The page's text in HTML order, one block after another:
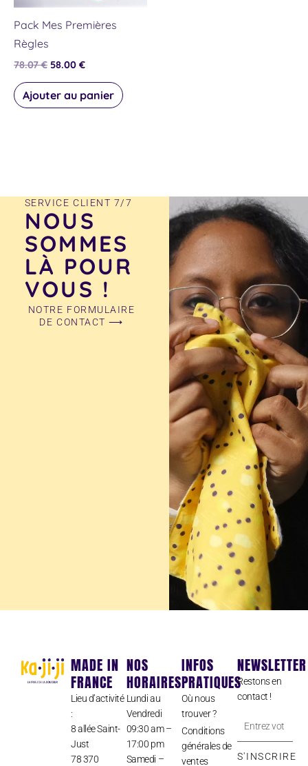
Pack Mes Premières
Règles
78.07€ 58.00 €
Ajouter au panier
SERVICE CLIENT 7/7
NOUS
SOMMES
LÀ POUR
VOUS !
NOTRE FORMULAIRE
DE CONTACT ⟶
MADE IN
FRANCE
Lieu d’activité
:
8 allée Saint-
Just
78 370
NOS
HORAIRES
Lundi au
Vendredi
09:30 am –
17:00 pm
Samedi –
INFOS
PRATIQUES
Où nous
trouver ?
Conditions
générales de
ventes
NEWSLETTER
Restons en
contact !
Entrez
votre
adresse
S'INSCRIRE